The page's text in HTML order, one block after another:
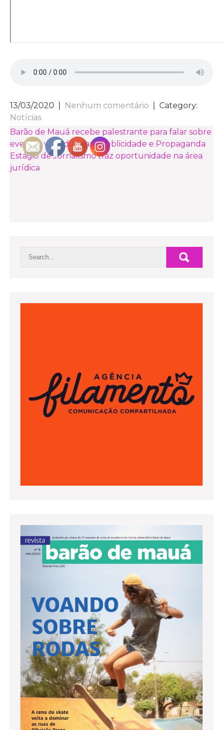
13/03/2020 Nenhum comentário
| Category:
Notícias
NAVEGAÇÃO
DE
POST
Barão de Mauá recebe palestrante para falar sobre
eventos voltados para Publicidade e Propaganda
Estágio de Jornalismo traz oportunidade na área
jurídica